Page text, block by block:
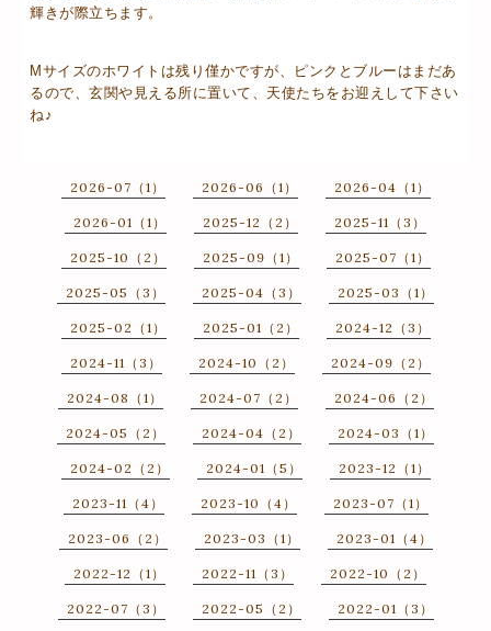
輝きが際立ちます。
Mサイズのホワイトは残り僅かですが、ピンクとブルーはまだあ
るので、玄関や見える所に置いて、天使たちをお迎えして下さい
ね♪
2026-07（1） 2026-06（1） 2026-04（1）
2026-01（1） 2025-12（2） 2025-11（3）
2025-10（2） 2025-09（1） 2025-07（1）
2025-05（3） 2025-04（3） 2025-03（1）
2025-02（1） 2025-01（2） 2024-12（3）
2024-11（3） 2024-10（2） 2024-09（2）
2024-08（1） 2024-07（2） 2024-06（2）
2024-05（2） 2024-04（2） 2024-03（1）
2024-02（2） 2024-01（5） 2023-12（1）
2023-11（4） 2023-10（4） 2023-07（1）
2023-06（2） 2023-03（1） 2023-01（4）
2022-12（1） 2022-11（3） 2022-10（2）
2022-07（3） 2022-05（2） 2022-01（3）